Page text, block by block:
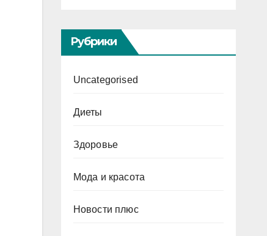
Рубрики
Uncategorised
Диеты
Здоровье
Мода и красота
Новости плюс